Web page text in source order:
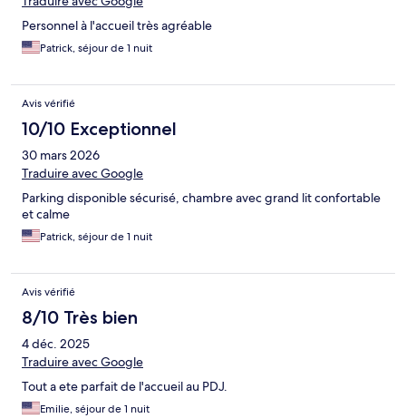
Personnel à l'accueil très agréable
Patrick, séjour de 1 nuit
Avis vérifié
10/10 Exceptionnel
30 mars 2026
Traduire avec Google
Parking disponible sécurisé, chambre avec grand lit confortable
et calme
Patrick, séjour de 1 nuit
Avis vérifié
8/10 Très bien
4 déc. 2025
Traduire avec Google
Tout a ete parfait de l'accueil au PDJ.
Emilie, séjour de 1 nuit